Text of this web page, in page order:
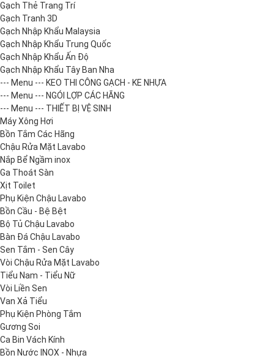
Gạch Thẻ Trang Trí
Gạch Tranh 3D
Gạch Nhập Khẩu Malaysia
Gạch Nhập Khẩu Trung Quốc
Gạch Nhập Khẩu Ấn Độ
Gạch Nhập Khẩu Tây Ban Nha
--- Menu --- KEO THI CÔNG GẠCH - KE NHỰA
--- Menu --- NGÓI LỢP CÁC HÃNG
--- Menu --- THIẾT BỊ VỆ SINH
Máy Xông Hơi
Bồn Tắm Các Hãng
Chậu Rửa Mặt Lavabo
Nắp Bể Ngầm inox
Ga Thoát Sàn
Xịt Toilet
Phụ Kiện Chậu Lavabo
Bồn Cầu - Bệ Bệt
Bộ Tủ Chậu Lavabo
Bàn Đá Chậu Lavabo
Sen Tắm - Sen Cây
Vòi Chậu Rửa Mặt Lavabo
Tiểu Nam - Tiểu Nữ
Vòi Liền Sen
Van Xả Tiểu
Phụ Kiện Phòng Tắm
Gương Soi
Ca Bin Vách Kính
Bồn Nước INOX - Nhựa